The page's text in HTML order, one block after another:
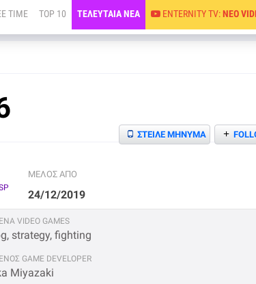
TIME TOP 10 ΤΕΛΕΥΤΑΙΑ ΝΕΑ ENTERNITY TV:ΝΕΟ
+
ΣΤΕΙΛΕ ΜΗΝΥΜΑ
ΜΕΛΟΣ ΑΠΟ
24/12/2019
VIDEO GAMES
strategy, fighting
GAME DEVELOPER
Miyazaki